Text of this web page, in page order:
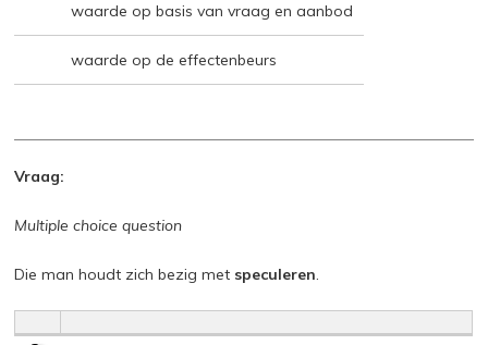
waarde op basis van vraag en aanbod
waarde op de effectenbeurs
Vraag:
Multiple choice question
Die man houdt zich bezig met speculeren.